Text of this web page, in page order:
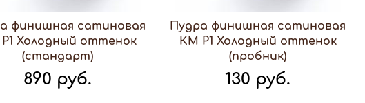
финишная сатиновая
Холодный оттенок
(стандарт)
890 руб.
Пудра финишная сатиновая
КМ P1 Холодный оттенок
(пробник)
130 руб.